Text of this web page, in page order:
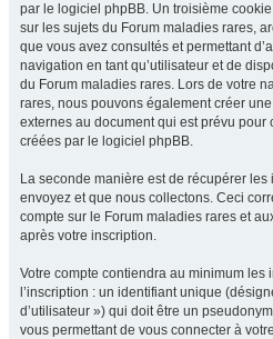
par le logiciel phpBB. Un troisième
sur les sujets du Forum maladies rares,
que vous avez consultés et permettant
navigation en tant qu’utilisateur et de
du Forum maladies rares. Lors de votre
rares, nous pouvons également créer
externes au document qui est prévu
créées par le logiciel phpBB.
La seconde manière est de récupérer
envoyez et que nous collectons. Ceci
compte sur le Forum maladies rares et
après votre inscription.
Votre compte contiendra au minimum les
l’inscription : un identifiant unique
d’utilisateur ») qui doit être un
vous permettant de vous connecter à